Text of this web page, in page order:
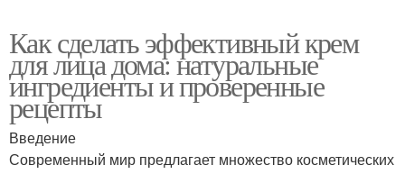
Как сделать эффективный крем
для лица дома: натуральные
ингредиенты и проверенные
рецепты
Введение
Современный мир предлагает множество косметических